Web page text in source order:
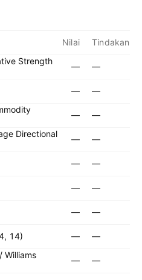
Nilai
Tindakan
Strength
— —
—
—
—
—
Directional
— —
— —
— —
— —
14) —
—
Williams
— —